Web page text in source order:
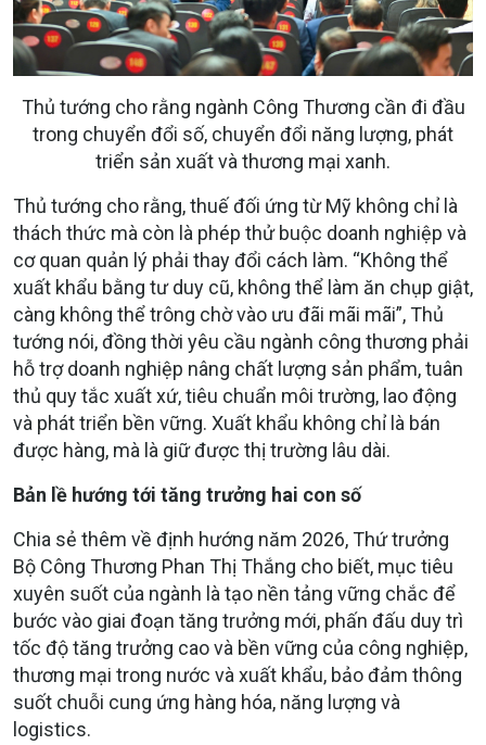
Thủ tướng cho rằng ngành Công Thương cần đi đầu
trong chuyển đổi số, chuyển đổi năng lượng, phát
triển sản xuất và thương mại xanh.
Thủ tướng cho rằng, thuế đối ứng từ Mỹ không chỉ là
thách thức mà còn là phép thử buộc doanh nghiệp và
cơ quan quản lý phải thay đổi cách làm. “Không thể
xuất khẩu bằng tư duy cũ, không thể làm ăn chụp giật,
càng không thể trông chờ vào ưu đãi mãi mãi”, Thủ
tướng nói, đồng thời yêu cầu ngành công thương phải
hỗ trợ doanh nghiệp nâng chất lượng sản phẩm, tuân
thủ quy tắc xuất xứ, tiêu chuẩn môi trường, lao động
và phát triển bền vững. Xuất khẩu không chỉ là bán
được hàng, mà là giữ được thị trường lâu dài.
Bản lề hướng tới tăng trưởng hai con số
Chia sẻ thêm về định hướng năm 2026, Thứ trưởng
Bộ Công Thương Phan Thị Thắng cho biết, mục tiêu
xuyên suốt của ngành là tạo nền tảng vững chắc để
bước vào giai đoạn tăng trưởng mới, phấn đấu duy trì
tốc độ tăng trưởng cao và bền vững của công nghiệp,
thương mại trong nước và xuất khẩu, bảo đảm thông
suốt chuỗi cung ứng hàng hóa, năng lượng và
logistics.